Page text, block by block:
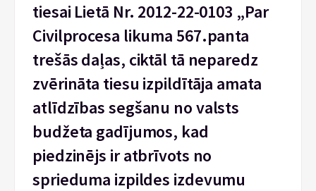
tiesai Lietā Nr. 2012-22-0103 „Par
Civilprocesa likuma 567.panta
trešās daļas, ciktāl tā neparedz
zvērināta tiesu izpildītāja amata
atlīdzības segšanu no valsts
budžeta gadījumos, kad
piedzinējs ir atbrīvots no
sprieduma izpildes izdevumu